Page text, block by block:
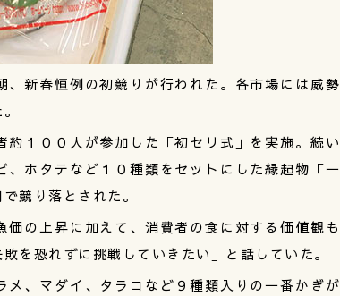
新春恒例の初競りが行われた。各市場には威勢
１００人が参加した「初セリ式」を実施。続い
ホタテなど１０種類をセットにした縁起物「一
競り落とされた。
の上昇に加えて、消費者の食に対する価値観も
を恐れずに挑戦していきたい」と話していた。
、マダイ、タラコなど９種類入りの一番かぎが